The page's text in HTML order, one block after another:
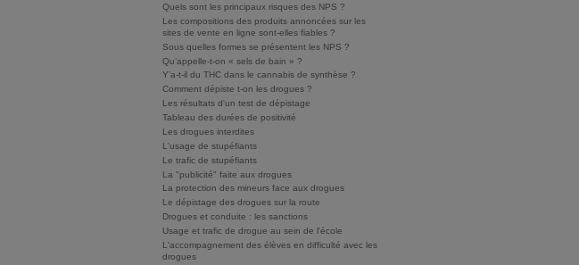
Quels sont les principaux risques des NPS ?
Les compositions des produits annoncées sur les
sites de vente en ligne sont-elles fiables ?
Sous quelles formes se présentent les NPS ?
Qu’appelle-t-on « sels de bain » ?
Y’a-t-il du THC dans le cannabis de synthèse ?
Comment dépiste t-on les drogues ?
Les résultats d'un test de dépistage
Tableau des durées de positivité
Les drogues interdites
L'usage de stupéfiants
Le trafic de stupéfiants
La "publicité" faite aux drogues
La protection des mineurs face aux drogues
Le dépistage des drogues sur la route
Drogues et conduite : les sanctions
Usage et trafic de drogue au sein de l'école
L'accompagnement des élèves en difficulté avec les
drogues